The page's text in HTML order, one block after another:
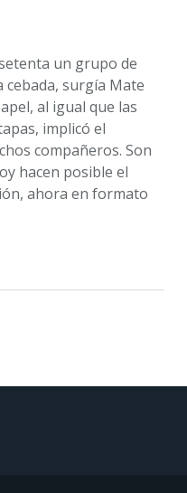
un grupo de
surgía Mate
al igual que las
implicó el
compañeros. Son
hacen posible el
ahora en formato